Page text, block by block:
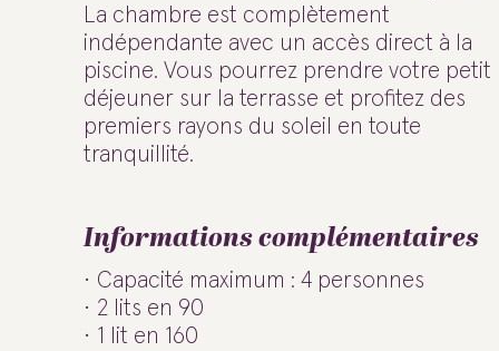
La chambre est complètement
indépendante avec un accès direct à la
piscine. Vous pourrez prendre votre petit
déjeuner sur la terrasse et profitez des
premiers rayons du soleil en toute
tranquillité.
Informations complémentaires
Capacité maximum : 4 personnes
2 lits en 90
1 lit en 160